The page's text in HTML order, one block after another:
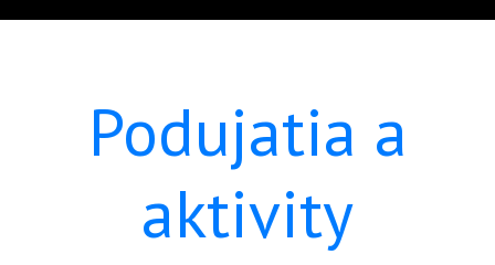
Podujatia a
aktivity